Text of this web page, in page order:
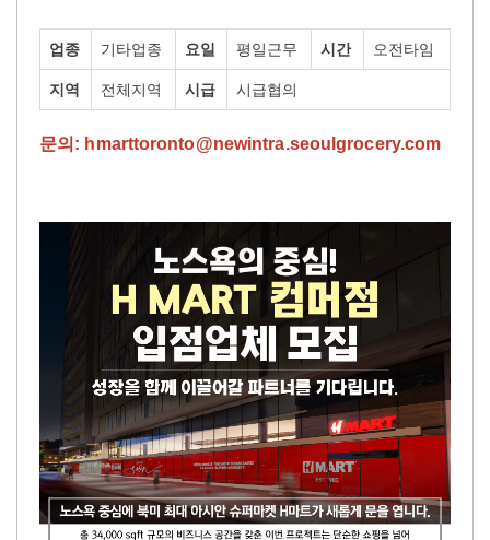
업종 기타업종 요일 평일근무 시간 오전타임
지역 전체지역 시급 시급협의
문의: hmarttoronto@newintra.seoulgrocery.com